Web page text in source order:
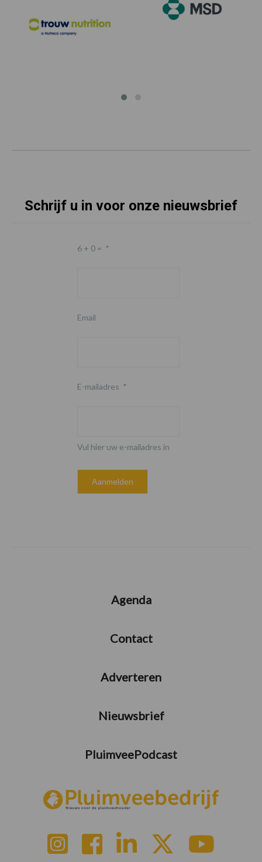
Schrijf u in voor onze nieuwsbrief
6 + 0 = *
Email
E-mailadres *
Vul hier uw e-mailadres in
Agenda
Contact
Adverteren
Nieuwsbrief
PluimveePodcast